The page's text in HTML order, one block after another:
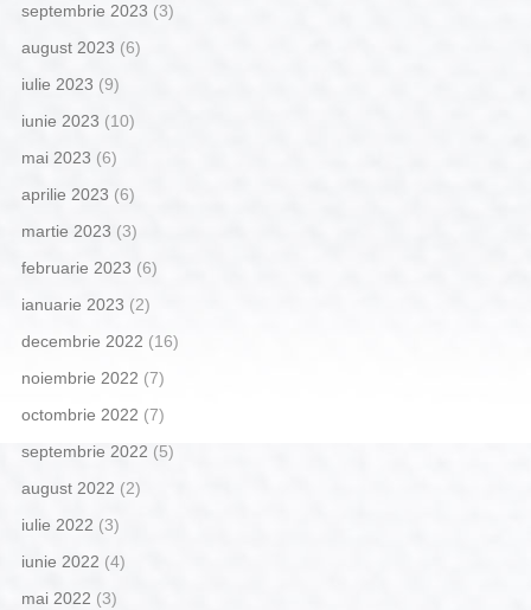
septembrie 2023 (3)
august 2023 (6)
iulie 2023 (9)
iunie 2023 (10)
mai 2023 (6)
aprilie 2023 (6)
martie 2023 (3)
februarie 2023 (6)
ianuarie 2023 (2)
decembrie 2022 (16)
noiembrie 2022 (7)
octombrie 2022 (7)
septembrie 2022 (5)
august 2022 (2)
iulie 2022 (3)
iunie 2022 (4)
mai 2022 (3)